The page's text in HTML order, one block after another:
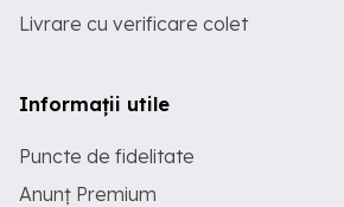
Livrare cu verificare colet
Informații utile
Puncte de fidelitate
Anunț Premium